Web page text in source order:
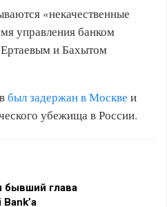
«некачественные
управления банком
и Бахытом
был задержан в Москве и
убежища в России.
бывший глава